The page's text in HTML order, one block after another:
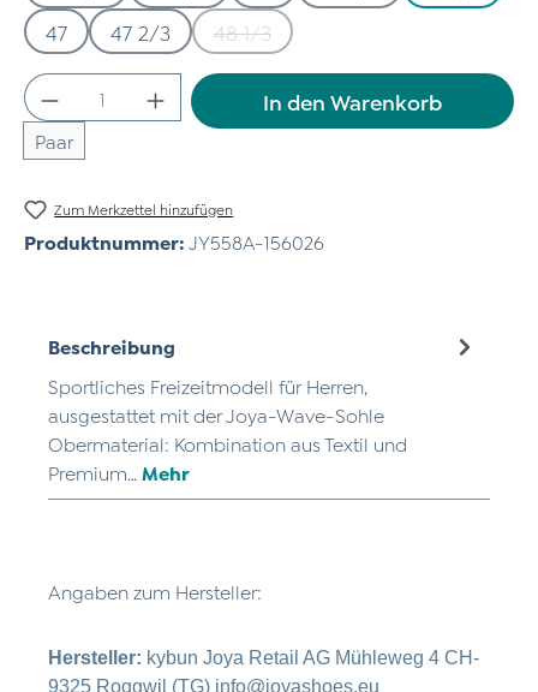
47
47 2/3 48 1/3(Diese Option ist zurzeit nicht
Produkt Anzahl: Gib den gewünschten
Paar
In den Warenkorb
Zum Merkzettel hinzufügen
Produktnummer: JY558A-156026
Beschreibung
Sportliches Freizeitmodell für Herren,
ausgestattet mit der Joya-Wave-Sohle
Obermaterial: Kombination aus Textil und
Premium… Mehr
Angaben zum Hersteller:
Hersteller: kybun Joya Retail AG Mühleweg 4 CH-
9325 Roggwil (TG) info@joyashoes.eu